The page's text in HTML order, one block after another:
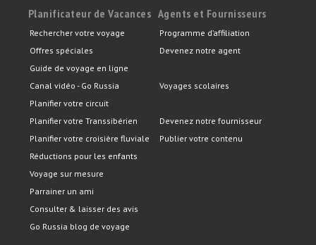
Planificateur de Vacances
Rechercher votre voyage
Offres spéciales
Guide de voyage en ligne
Canal vidéo - Go Russia
Planifier votre circuit
Planifier votre Transsibérien
Planifier votre croisière fluviale
Réductions pour les enfants
Voyage sur mesure
Parrainer un ami
Consulter & laisser des avis
Go Russia blog de voyage
Agents et Fournisseurs
Programme d’affiliation
Devenez notre agent
Voyages scolaires
Devenez notre fournisseur
Publier votre contenu